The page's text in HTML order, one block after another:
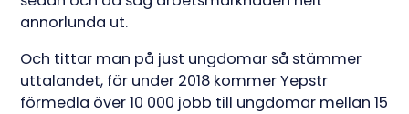
annorlunda ut.
Och tittar man på just ungdomar så stämmer
uttalandet, för under 2018 kommer Yepstr
förmedla över 10 000 jobb till ungdomar mellan 15